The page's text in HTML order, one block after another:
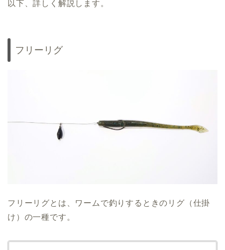
以下、詳しく解説します。
フリーリグ
フリーリグとは、ワームで釣りするときのリグ（仕掛
け）の一種です。